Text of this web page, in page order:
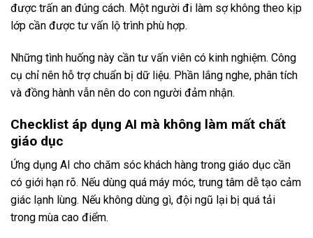
được trấn an đúng cách. Một người đi làm sợ không theo kịp
lớp cần được tư vấn lộ trình phù hợp.
Những tình huống này cần tư vấn viên có kinh nghiệm. Công
cụ chỉ nên hỗ trợ chuẩn bị dữ liệu. Phần lắng nghe, phân tích
và đồng hành vẫn nên do con người đảm nhận.
Checklist áp dụng AI mà không làm mất chất
giáo dục
Ứng dụng AI cho chăm sóc khách hàng trong giáo dục cần
có giới hạn rõ. Nếu dùng quá máy móc, trung tâm dễ tạo cảm
giác lạnh lùng. Nếu không dùng gì, đội ngũ lại bị quá tải
trong mùa cao điểm.